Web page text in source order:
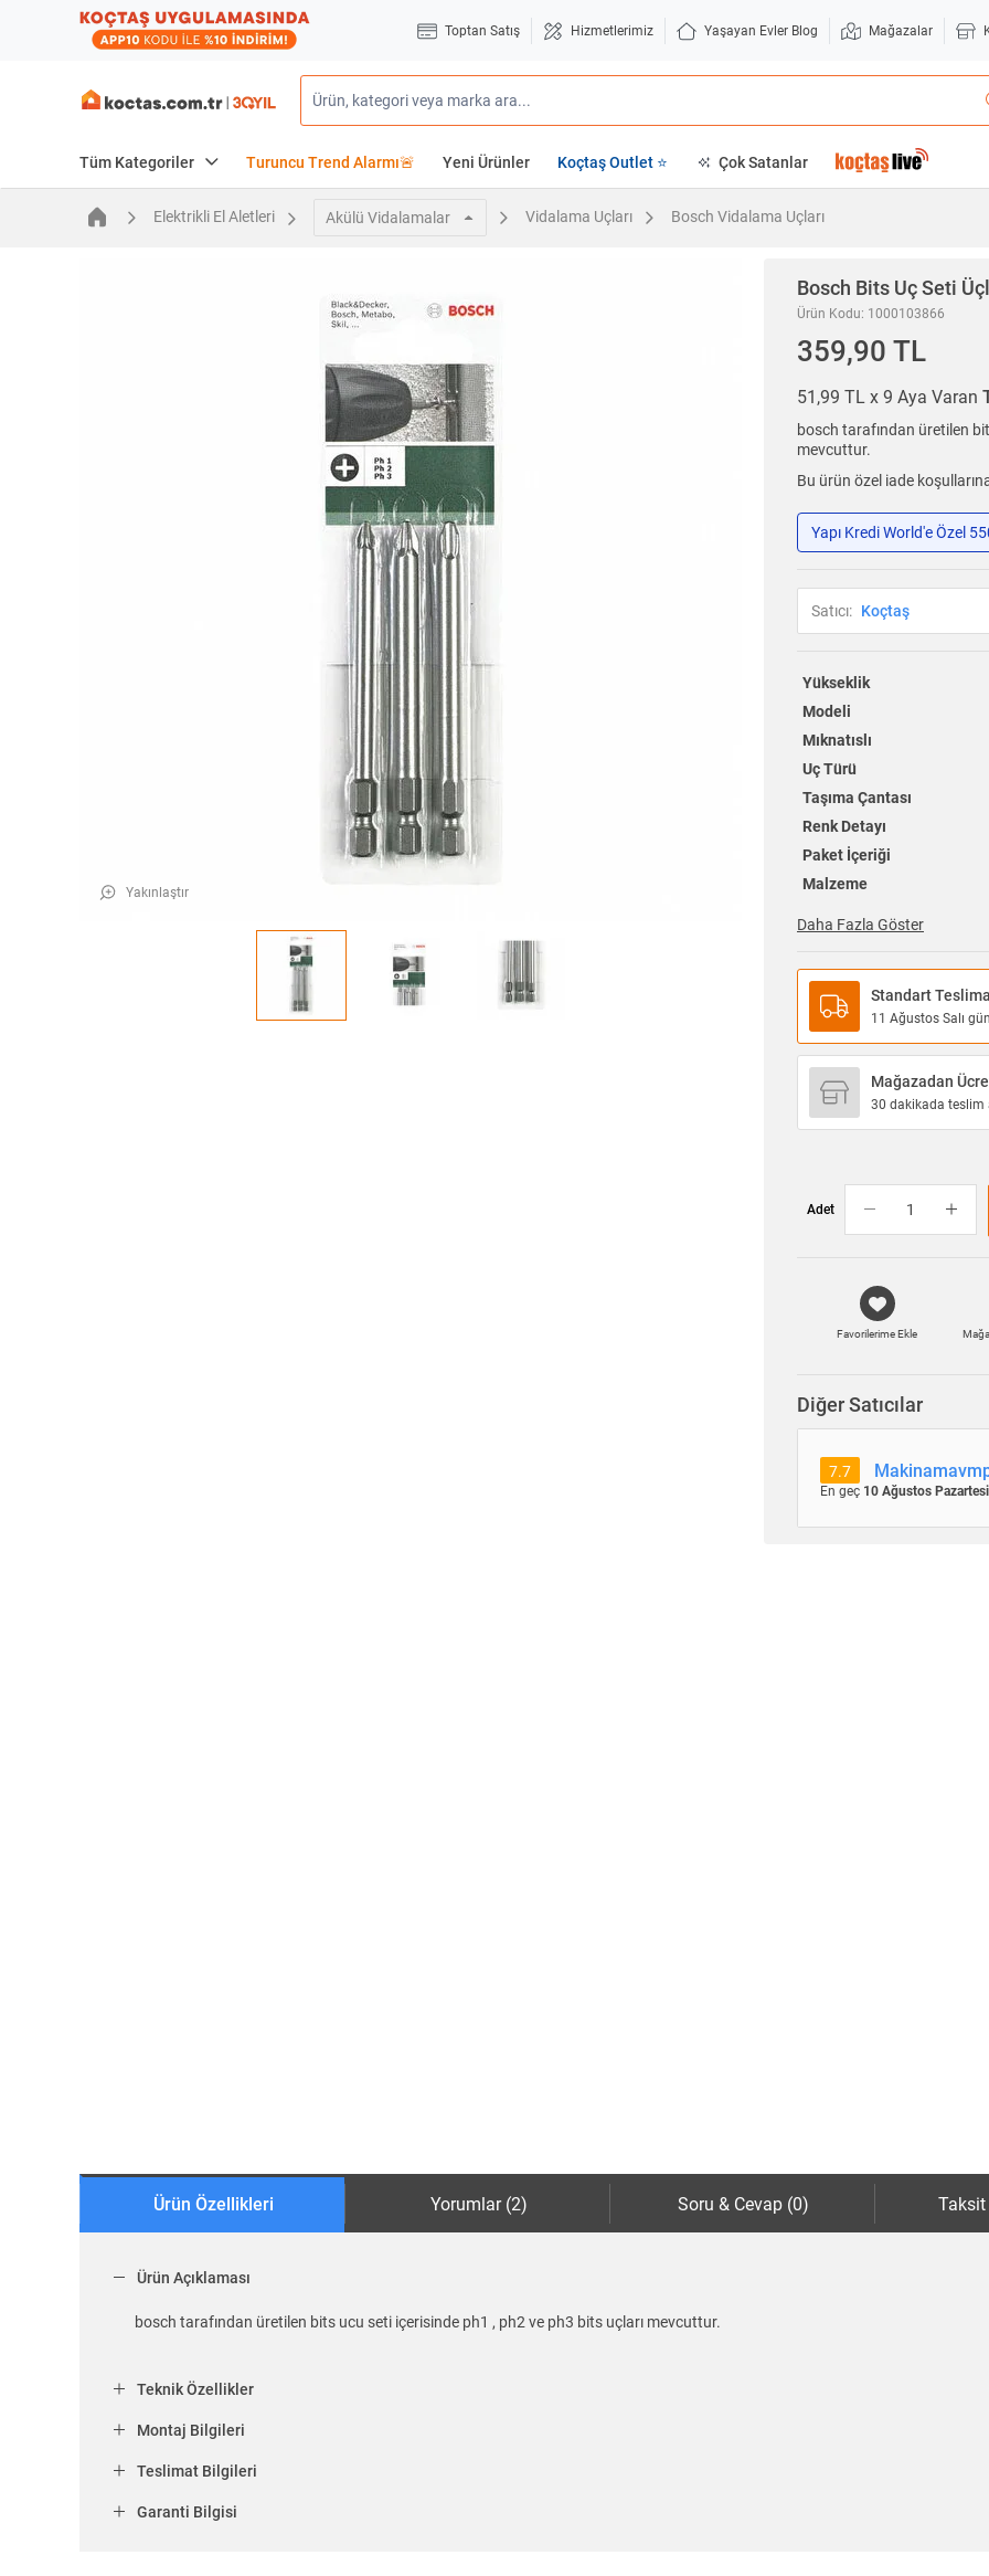
Toptan Satış Hizmetlerimiz Yaşayan Evler Blog Mağazalar
Tüm Kategoriler Turuncu Trend Alarmı🚨 Yeni Ürünler Koçtaş Outlet ⭐ Çok Satanlar
Elektrikli El Aletleri Akülü Vidalamalar Vidalama Uçları Bosch Vidalama Uçları
Yakınlaştır
Bosch Bits Uç Seti
Ürün Kodu: 1000103866
359,90 TL
51,99 TL x 9 Aya Varan
bosch tarafından üretilen
mevcuttur.
Bu ürün özel iade
Yapı Kredi World'e Özel
Satıcı: Koçtaş
Yükseklik
Modeli
Mıknatıslı
Uç Türü
Taşıma Çantası
Renk Detayı
Paket İçeriği
Malzeme
Daha Fazla Göster
Standart
11 Ağustos Salı
Mağazadan
30 dakikada teslim
Adet
Favorilerime Ekle
Diğer Satıcılar
7.7
En geç 10 Ağustos Pazartesi
Ürün Özellikleri Yorumlar (2) Soru & Cevap (0) Taksit
Ürün Açıklaması
bosch tarafından üretilen bits ucu seti içerisinde ph1 , ph2 ve ph3 bits uçları mevcuttur.
Teknik Özellikler
Montaj Bilgileri
Teslimat Bilgileri
Garanti Bilgisi